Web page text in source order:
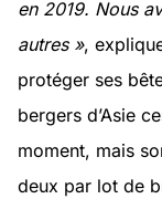
en 2019. Nous
autres »,
protéger ses
bergers d’Asie
moment, mais
deux par lot de